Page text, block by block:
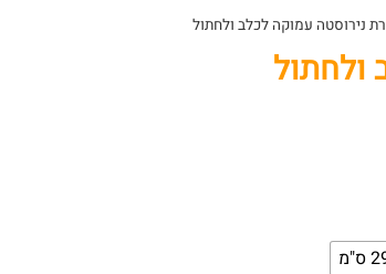
נירוסטה עמוקה לכלב ולחתול
ולחתול
ס"מ